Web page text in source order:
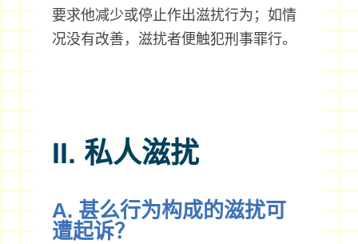
要求他减少或停止作出滋扰行为；如情
况没有改善，滋扰者便触犯刑事罪行。
II. 私人滋扰
A. 甚么行为构成的滋扰可
遭起诉？